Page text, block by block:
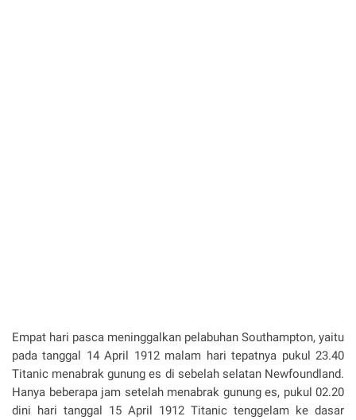
Empat hari pasca meninggalkan pelabuhan Southampton, yaitu
pada tanggal 14 April 1912 malam hari tepatnya pukul 23.40
Titanic menabrak gunung es di sebelah selatan Newfoundland.
Hanya beberapa jam setelah menabrak gunung es, pukul 02.20
dini hari tanggal 15 April 1912 Titanic tenggelam ke dasar